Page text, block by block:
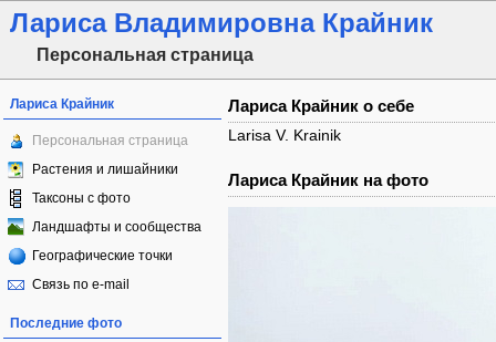
Лариса Владимировна Крайник
Персональная страница
Лариса Крайник
Персональная страница
Растения и лишайники
Таксоны с фото
Ландшафты и сообщества
Географические точки
Связь по e-mail
Последние фото
Лариса Крайник о себе
Larisa V. Krainik
Лариса Крайник на фото